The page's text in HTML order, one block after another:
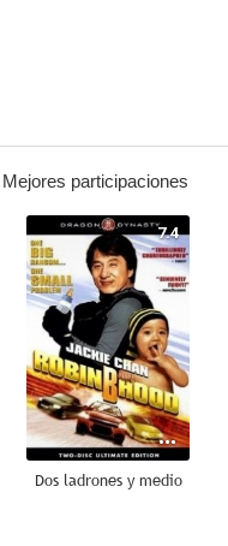
Mejores participaciones
7.4
Dos ladrones y medio